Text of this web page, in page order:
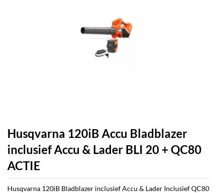
Husqvarna 120iB Accu Bladblazer
inclusief Accu & Lader BLI 20 + QC80
ACTIE
Husqvarna 120iB Bladblazer inclusief Accu & Lader Inclusief QC80